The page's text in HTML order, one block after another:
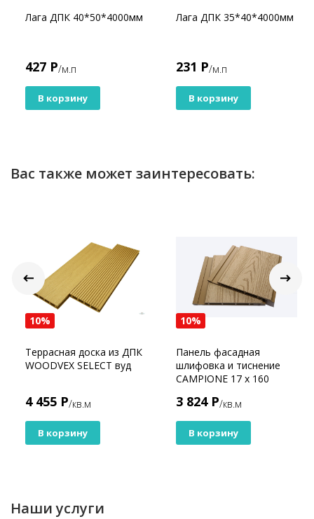
Лага ДПК 40*50*4000мм
427 Р/м.п
В корзину
Лага ДПК 35*40*4000мм
231 Р/м.п
В корзину
Вас также может заинтересовать:
10%
Террасная доска из ДПК
WOODVEX SELECT вуд
4 455 Р/кв.м
В корзину
10%
Панель фасадная
шлифовка и тиснение
CAMPIONE 17 х 160
3 824 Р/кв.м
В корзину
Наши услуги